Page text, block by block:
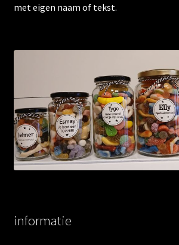
met eigen naam of tekst.
informatie